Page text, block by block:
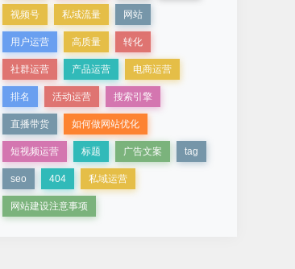
视频号 私域流量 网站
用户运营 高质量 转化
社群运营 产品运营 电商运营
排名 活动运营 搜索引擎
直播带货 如何做网站优化
短视频运营 标题 广告文案 tag
seo 404 私域运营
网站建设注意事项